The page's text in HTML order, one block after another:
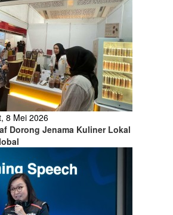
8 Mei 2026
Dorong Jenama Kuliner Lokal